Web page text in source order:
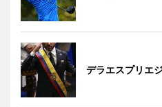
デラエスプリエ